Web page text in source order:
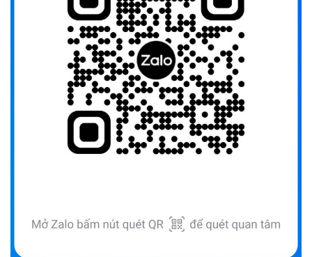
(09/10/2025)
Bộ Quốc phòng công bố thủ tục hành chính đủ điều kiện
tái cấu trúc thực hiện toàn trình, một phần trên môi trường
(09/10/2025)
Bộ Chính trị, Ban Bí thư kết luận về phân cấp, phân quyền
trong vận hành chính quyền địa phương 2 cấp
(24/07/2026)